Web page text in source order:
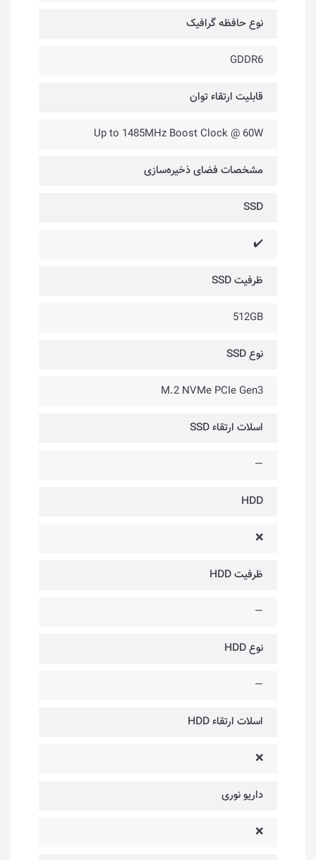
نوع حافظه گرافیک
GDDR6
قابلیت ارتقاء توان
Up to 1485MHz Boost Clock @ 60W
مشخصات فضای ذخیره‌سازی
SSD
✔️
ظرفیت SSD
512GB
نوع SSD
M.2 NVMe PCIe Gen3
اسلات ارتقاء SSD
—
HDD
❌
ظرفیت HDD
—
نوع HDD
—
اسلات ارتقاء HDD
❌
داریو نوری
❌